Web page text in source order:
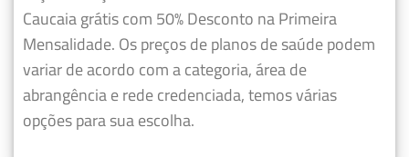
Caucaia grátis com 50% Desconto na Primeira
Mensalidade. Os preços de planos de saúde podem
variar de acordo com a categoria, área de
abrangência e rede credenciada, temos várias
opções para sua escolha.